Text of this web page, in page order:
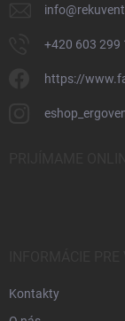
info@
+420 603 299
https://
Kontakty